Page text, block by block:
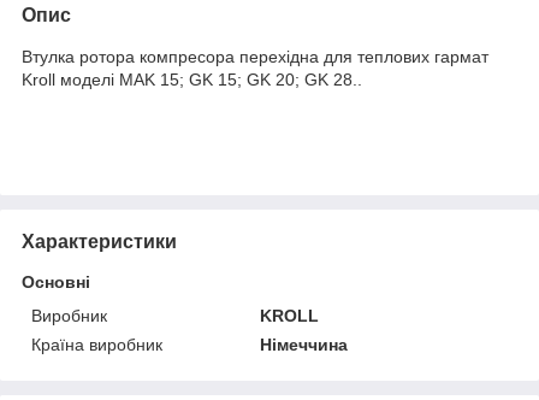
Опис
Втулка ротора компресора перехідна для теплових гармат
Kroll моделі MAK 15; GK 15; GK 20; GK 28..
Характеристики
Основні
Виробник
KROLL
Країна виробник
Німеччина